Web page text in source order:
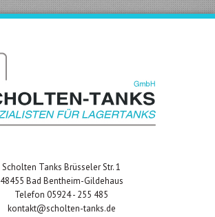
Scholten Tanks Brüsseler Str. 1
48455 Bad Bentheim-Gildehaus
Telefon 05924 - 255 485
kontakt@scholten-tanks.de